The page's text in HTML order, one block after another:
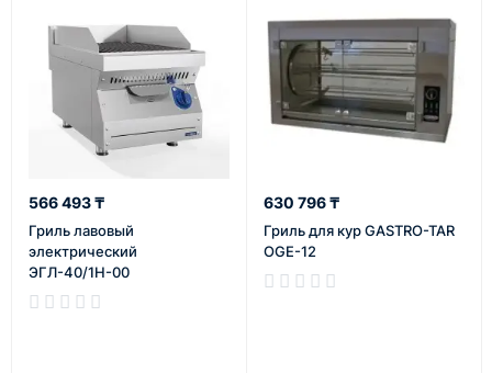
566 493 ₸
Гриль лавовый
электрический
ЭГЛ-40/1Н-00
(21000011592)
630 796 ₸
Гриль для кур GASTRO-TAR
OGE-12